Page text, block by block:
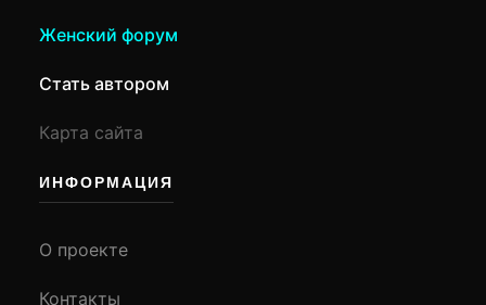
Женский форум
Стать автором
Карта сайта
ИНФОРМАЦИЯ
О проекте
Контакты